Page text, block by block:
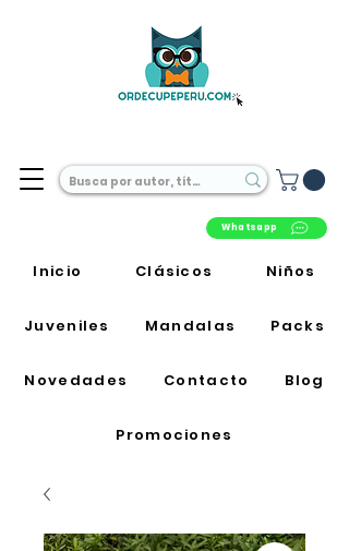
Whatsapp
Inicio Clásicos Niños
Juveniles Mandalas Packs
Novedades Contacto Blog
Promociones